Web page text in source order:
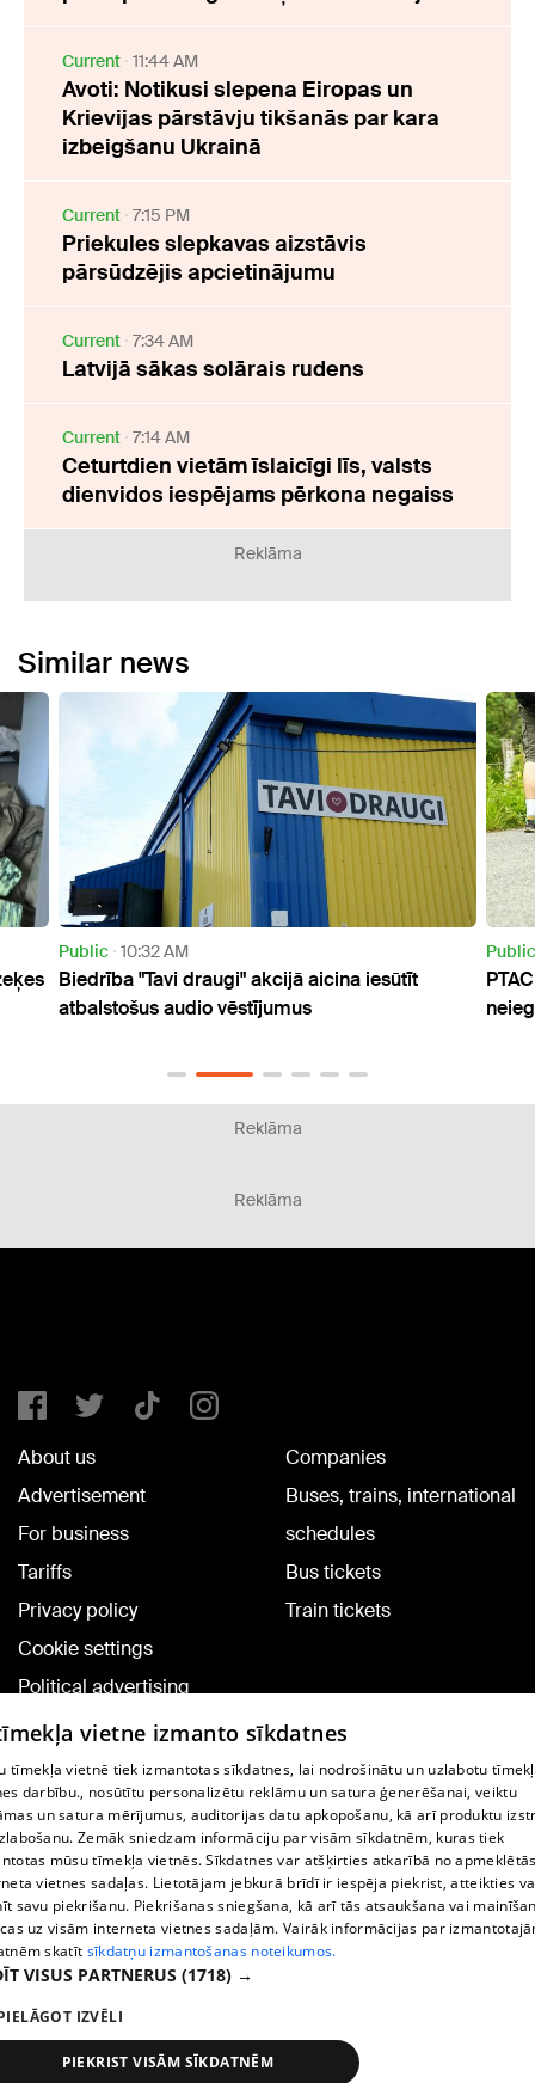
Current 11:44 AM
Avoti: Notikusi slepena Eiropas un
Krievijas pārstāvju tikšanās par kara
izbeigšanu Ukrainā
Current 7:15 PM
Priekules slepkavas aizstāvis
pārsūdzējis apcietinājumu
Current 7:34 AM
Latvijā sākas solārais rudens
Current 7:14 AM
Ceturtdien vietām īslaicīgi līs, valsts
dienvidos iespējams pērkona negaiss
Reklāma
Similar news
Public 8:57 PM
PTAC aicina izvairīties no tūrisma operatora un
neiegādāties tā piedāvātos ceļojumus
Reklāma
Reklāma
About us
Advertisement
For business
Tariffs
Privacy policy
Cookie settings
Political advertising
Cookie policy
Commenting terms
Companies
Buses, trains, international
schedules
Bus tickets
Train tickets
TV program
Contract rules
360 Ziņu kontakti
Helio Media
Vortal assistance service: e-mail -
All rights reserved.
vietne izmanto sīkdatnes
tīmekļa vietnē tiek izmantotas sīkdatnes, lai nodrošinātu un uzlabotu
darbību., nosūtītu personalizētu reklāmu un satura ģenerēšanai, veiktu
un satura mērījumus, auditorijas datu apkopošanu, kā arī produktu
Zemāk sniedzam informāciju par visām sīkdatnēm, kuras tiek
mūsu tīmekļa vietnēs. Sīkdatnes var atšķirties atkarībā no
vietnes sadaļas. Lietotājam jebkurā brīdī ir iespēja piekrist, atteikties
savu piekrišanu. Piekrišanas sniegšana, kā arī tās atsaukšana vai
uz visām interneta vietnes sadaļām. Vairāk informācijas par
skatīt sīkdatņu izmantošanas noteikumos.
VISUS PARTNERUS (1718) →
IZVĒLI
PIEKRIST VISĀM SĪKDATNĒM